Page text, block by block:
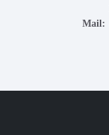
Mail: